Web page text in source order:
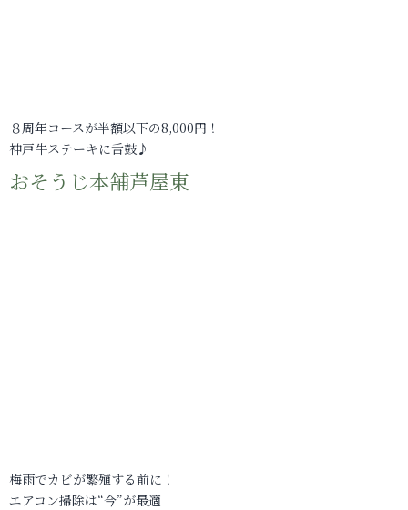
８周年コースが半額以下の8,000円！
神戸牛ステーキに舌鼓♪
おそうじ本舗芦屋東
梅雨でカビが繁殖する前に！
エアコン掃除は“今”が最適